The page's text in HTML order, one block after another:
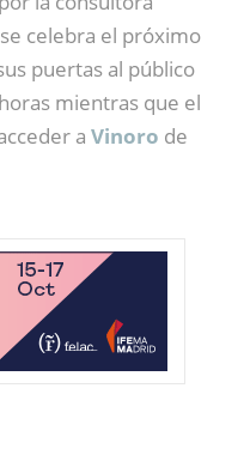
celebra el próximo
puertas al público
mientras que el
a Vinoro de